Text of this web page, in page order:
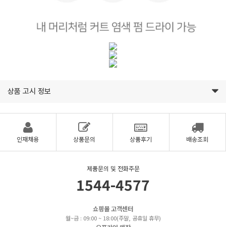
상품 고시 정보
인재채용 상품문의 상품후기 배송조회
제품문의 및 전화주문
1544-4577
쇼핑몰 고객센터
월~금 : 09:00 ~ 18:00(주말, 공휴일 휴무)